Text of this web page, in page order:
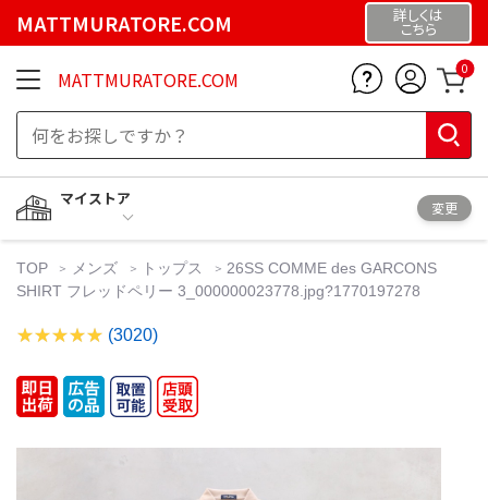
MATTMURATORE.COM 詳しくは
こちら
MATTMURATORE.COM 0
マイストア
変更
TOP メンズ トップス
26SS COMME des GARCONS
SHIRT フレッドペリー 3_000000023778.jpg?1770197278
(3020)